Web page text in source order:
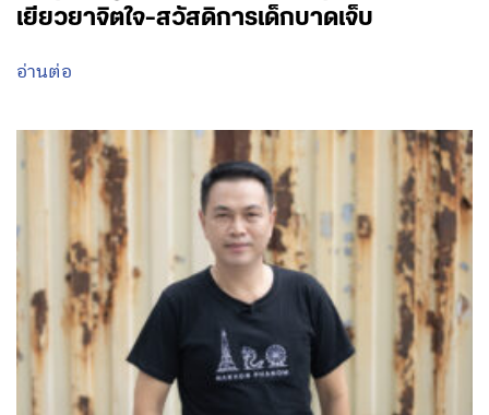
เยียวยาจิตใจ-สวัสดิการเด็กบาดเจ็บ
อ่านต่อ